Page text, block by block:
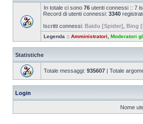
In totale ci sono 76 utenti connessi :: 7
Record di utenti connessi: 3340
Iscritti connessi: Baidu [Spider] Bing
Legenda :: Amministratori Moderatori
Statistiche
Totale messaggi: 935607 | Totale
Login
Nome